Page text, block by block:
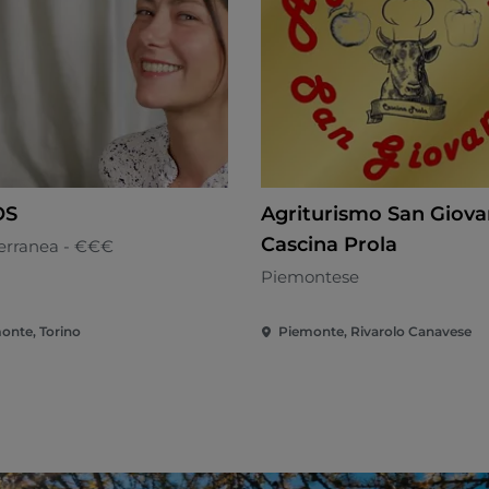
- €€€
Torino
Agriturismo San
Cascina Prola
Piemontese
Piemonte, Rivarolo Canavese